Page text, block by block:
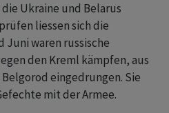
Ukraine und Belarus
liessen sich die
Juni waren russische
den Kreml kämpfen, aus
eingedrungen. Sie
mit der Armee.